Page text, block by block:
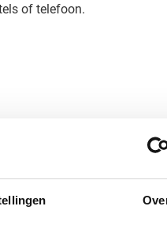
of telefoon.
maakt bij